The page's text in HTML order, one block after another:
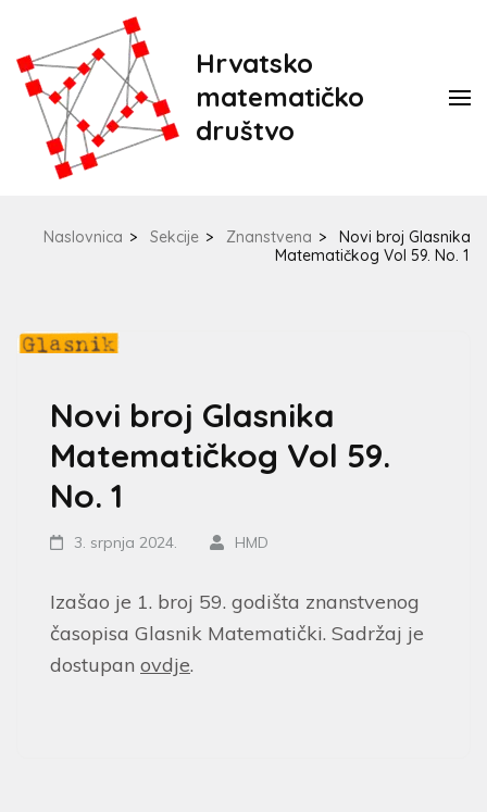
Hrvatsko
matematičko
društvo
Naslovnica > Sekcije > Znanstvena >
Novi broj Glasnika
Matematičkog Vol 59. No. 1
Novi broj Glasnika
Matematičkog Vol 59.
No. 1
3. srpnja 2024. HMD
Izašao je 1. broj 59. godišta znanstvenog
časopisa Glasnik Matematički. Sadržaj je
dostupan ovdje.